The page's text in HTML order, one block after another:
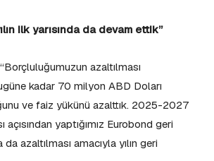
ilk yarısında da devam ettik”
azaltılması
kadar 70 milyon ABD Doları
ve faiz yükünü azalttık. 2025-2027
yaptığımız Eurobond geri
azaltılması amacıyla yılın geri